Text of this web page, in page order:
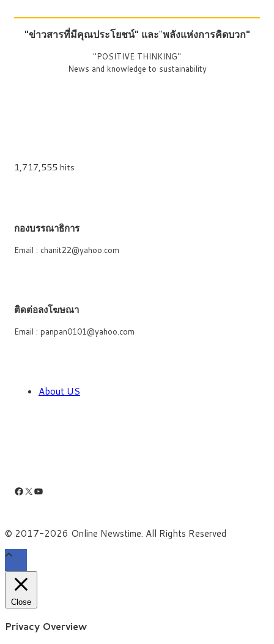
"ข่าวสารที่มีคุณประโยชน์" และ"พลังแห่งการคิดบวก"
"POSITIVE THINKING"
News and knowledge to sustainability
1,717,555 hits
กองบรรณาธิการ
Email : chanit22@yahoo.com
ติดต่อลงโฆษณา
Email : panpan0101@yahoo.com
About US
Facebook
X YouTube
© 2017-2026 Online Newstime. All Rights Reserved
Close
Privacy Overview